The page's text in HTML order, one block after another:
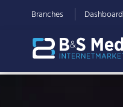
Branches Dashboard